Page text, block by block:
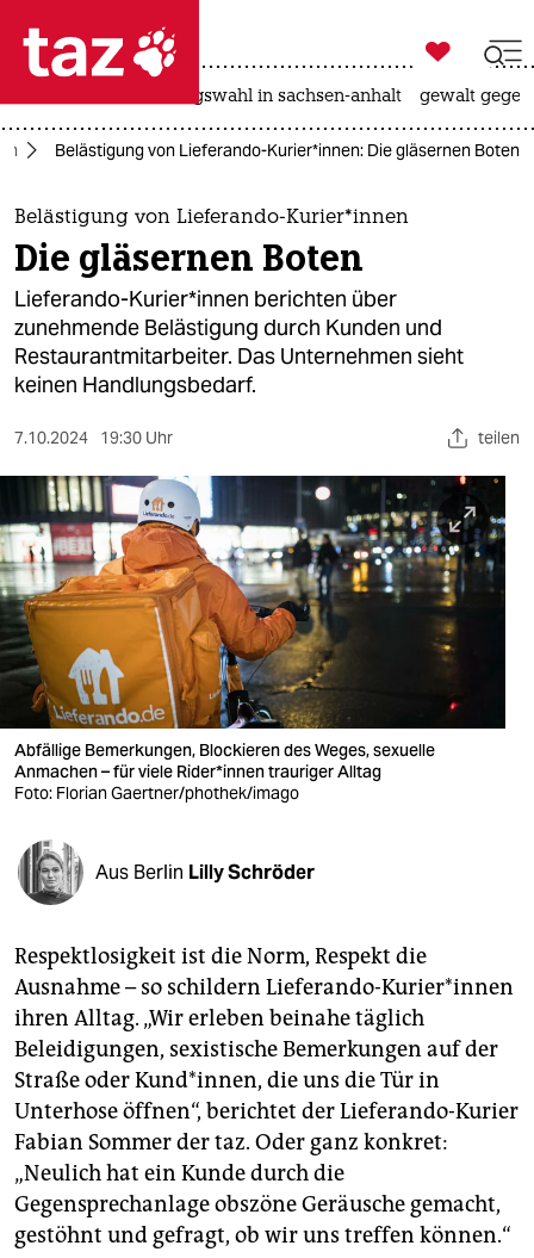
 taz zahl ich
taz zahl ich
themen
politik
öko
gesellschaft
kultur
sport
berlin
nord
wahrheit
verlag
verlag
veranstaltungen
shop
fragen & hilfe
abo
genossenschaft
epaper login

taz zahl ich
landtagswahl in sachsen-anhalt gewalt
Belästigung von Lieferando-Kurier*innen: Die gläsernen Boten
Belästigung von Lieferando-Kurier*innen
Die gläsernen Boten
Lieferando-Ku­rier*innen berichten über
zunehmende Belästigung durch Kun­den und
Restaurantmit­ar­bei­te­r. Das Unternehmen sieht
keinen Handlungsbedarf.
7.10.2024 19:30 Uhr teilen
Abfällige Bemerkungen, Blockieren des Weges, sexuelle
Anmachen – für viele Ri­de­r*in­nen trauriger Alltag
Foto: Florian Gaertner/phothek/imago
Aus Berlin Lilly Schröder
Respektlosigkeit ist die Norm, Respekt die
Ausnahme – so schildern Lieferando-Kurier*innen
ihren Alltag. „Wir erleben beinahe täglich
Beleidigungen, sexistische Bemerkungen auf der
Straße oder Kund*innen, die uns die Tür in
Unterhose öffnen“, berichtet der Lieferando-Kurier
Fabian Sommer der taz. Oder ganz konkret:
„Neulich hat ein Kunde durch die
Gegensprechanlage obszöne Geräusche gemacht,
gestöhnt und gefragt, ob wir uns treffen können.“